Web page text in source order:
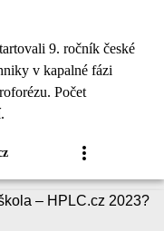
9. ročník české
v kapalné fázi
Počet